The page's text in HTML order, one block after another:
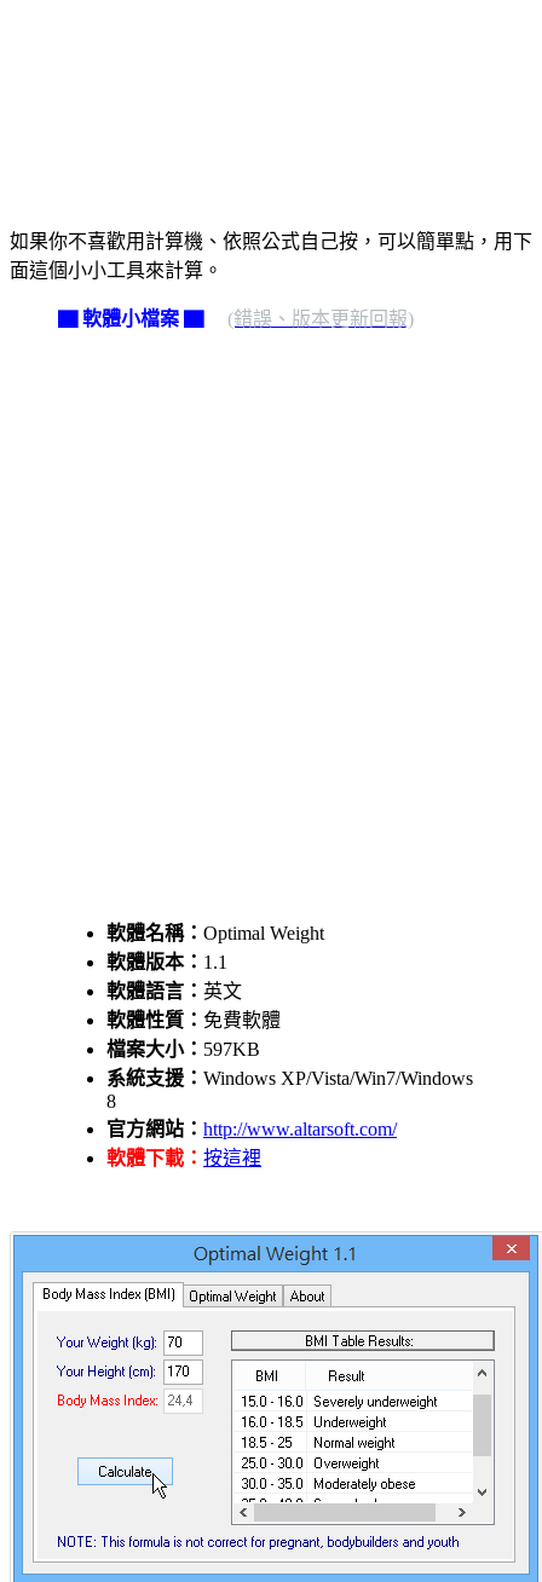
如果你不喜歡用計算機、依照公式自己按，可以簡單點，用下
面這個小小工具來計算。
▇ 軟體小檔案 ▇ (錯誤、版本更新回報)
軟體名稱： Optimal Weight
軟體版本： 1.1
軟體語言： 英文
軟體性質： 免費軟體
檔案大小： 597KB
系統支援： Windows XP/Vista/Win7/Windows
8
官方網站： http://www.altarsoft.com/
軟體下載： 按這裡